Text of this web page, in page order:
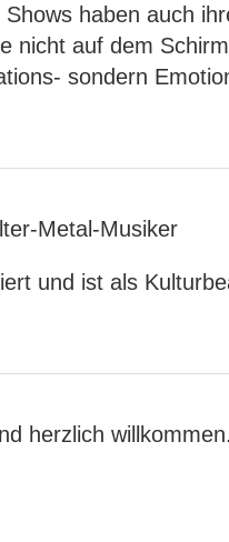
haben auch
nicht auf dem
sondern
und ist als
herzlich willkommen.